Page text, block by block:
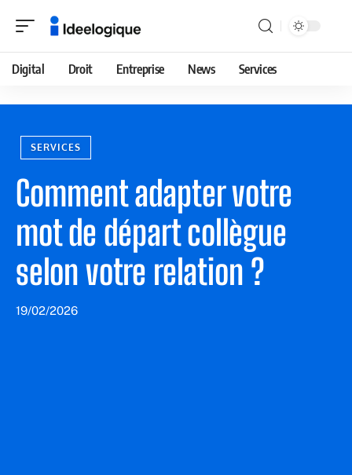
Digital Droit Entreprise News Services
SERVICES
Comment adapter votre
mot de départ collègue
selon votre relation ?
19/02/2026